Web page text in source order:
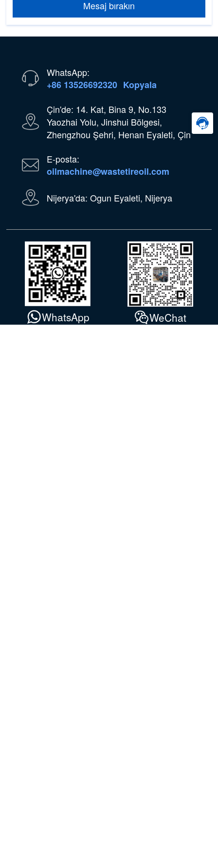
Mesaj bırakın
WhatsApp:
+86 13526692320 Kopyala
Çin'de: 14. Kat, Bina 9, No.133
Yaozhai Yolu, Jinshui Bölgesi,
Zhengzhou Şehri, Henan Eyaleti, Çin
E-posta:
oilmachine@wastetireoil.com
Nijerya'da: Ogun Eyaleti, Nijerya
WhatsApp WeChat